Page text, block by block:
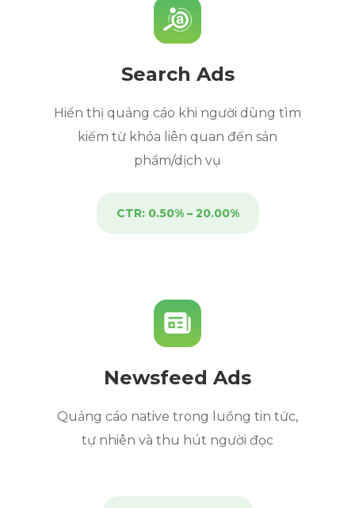
Search Ads
Hiển thị quảng cáo khi người dùng tìm
kiếm từ khóa liên quan đến sản
phẩm/dịch vụ
CTR: 0.50% – 20.00%
Newsfeed Ads
Quảng cáo native trong luồng tin tức,
tự nhiên và thu hút người đọc